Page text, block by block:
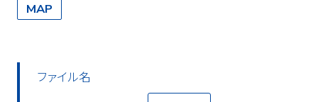
MAP
ファイル名